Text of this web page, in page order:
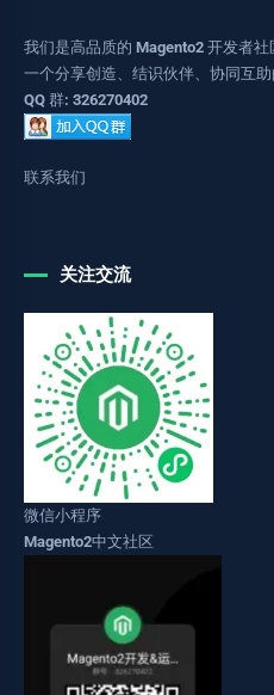
我们是高品质的 Magento2 开发者
一个分享创造、结识伙伴、协同互助
QQ 群: 326270402
联系我们
关注交流
微信小程序
Magento2中文社区